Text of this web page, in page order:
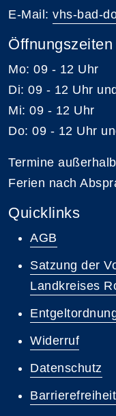
E-Mail: vhs-bad-
Öffnungszeiten
Mo: 09 - 12 Uhr
Di: 09 - 12 Uhr
Mi: 09 - 12 Uhr
Do: 09 - 12 Uhr
Termine
Ferien nach
Quicklinks
AGB
Satzung der
Landkreises
Widerruf
Datenschutz
Barrierefreiheit